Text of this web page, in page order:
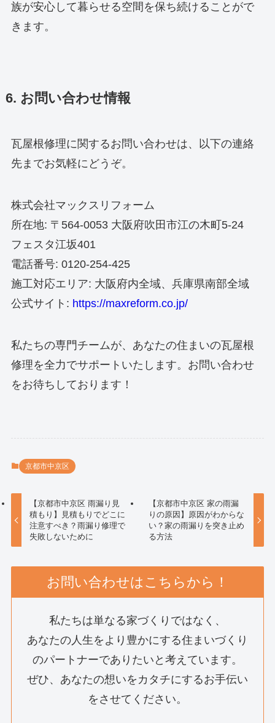
族が安心して暮らせる空間を保ち続けることがで
きます。
6. お問い合わせ情報
瓦屋根修理に関するお問い合わせは、以下の連絡
先までお気軽にどうぞ。
株式会社マックスリフォーム
所在地: 〒564-0053 大阪府吹田市江の木町5-24
フェスタ江坂401
電話番号: 0120-254-425
施工対応エリア: 大阪府内全域、兵庫県南部全域
公式サイト: https://maxreform.co.jp/
私たちの専門チームが、あなたの住まいの瓦屋根
修理を全力でサポートいたします。お問い合わせ
をお待ちしております！
京都市中京区
【京都市中京区 雨漏り見
積もり】見積もりでどこに
注意すべき？雨漏り修理で
失敗しないために
【京都市中京区 家の雨漏
りの原因】原因がわからな
い？家の雨漏りを突き止め
る方法
お問い合わせはこちらから！
私たちは単なる家づくりではなく、
あなたの人生をより豊かにする住まいづくり
のパートナーでありたいと考えています。
ぜひ、あなたの想いをカタチにするお手伝い
をさせてください。